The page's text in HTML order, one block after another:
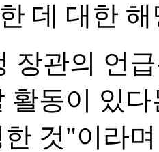
데 대한
장관의 언
활동이 있
것"이라